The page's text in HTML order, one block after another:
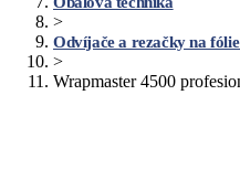
>
Odvíjače a rezačky na
>
Wrapmaster 4500